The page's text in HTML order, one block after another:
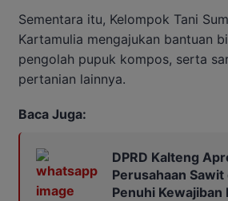
Sementara itu, Kelompok Tani
Kartamulia mengajukan bantuan
pengolah pupuk kompos, serta
pertanian lainnya.
Baca Juga:
DPRD Kalteng
Perusahaan
Penuhi Kewajiban